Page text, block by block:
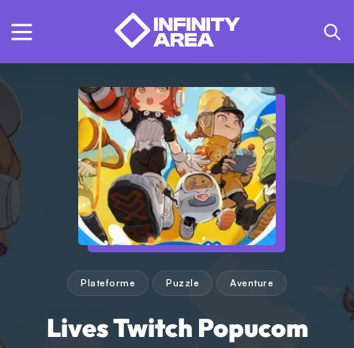
Plateforme Puzzle Aventure
Lives Twitch Popucom